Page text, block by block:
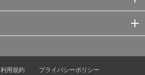
利用規約
プライバシーポリシー